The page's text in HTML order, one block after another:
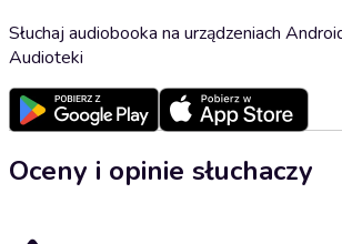
Słuchaj audiobooka na urządzeniach
Audioteki
Oceny i opinie słuchaczy